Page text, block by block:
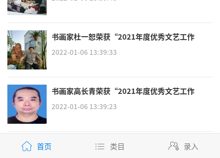
书画家杜一恕荣获“2021年度优秀文艺工作
者”荣誉称号
2022-01-06 13:39:33
书画家高长青荣获“2021年度优秀文艺工作
者”荣誉称号
2022-01-06 13:39:23
书画家范世平荣获“2021年度优秀文艺工作
首页 类目 录入